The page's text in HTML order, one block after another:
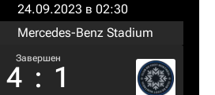
24.09.2023 в 02:30
Mercedes-Benz Stadium
Завершен
4 : 1